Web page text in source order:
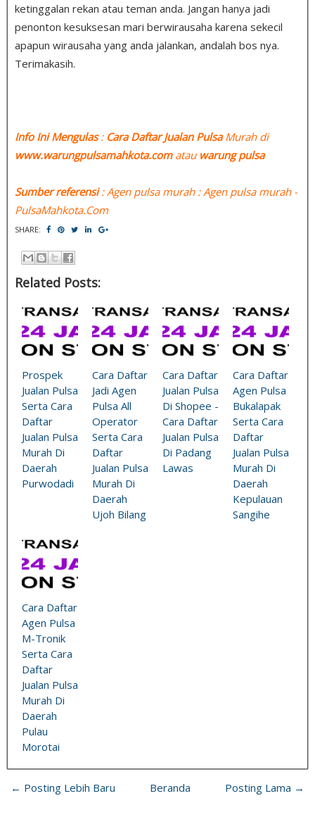
ketinggalan rekan atau teman anda. Jangan hanya jadi
penonton kesuksesan mari berwirausaha karena sekecil
apapun wirausaha yang anda jalankan, andalah bos nya.
Terimakasih.
Info Ini Mengulas: Cara Daftar Jualan PulsaMurah di
www.warungpulsamahkota.comatau warung pulsa
Sumber referensi: Agen pulsa murah : Agen pulsa murah -
PulsaMahkota.Com
SHARE:
Related Posts:
Prospek
Jualan Pulsa
Serta Cara
Daftar
Jualan Pulsa
Murah Di
Daerah
Purwodadi
Cara Daftar
Jadi Agen
Pulsa All
Operator
Serta Cara
Daftar
Jualan Pulsa
Murah Di
Daerah
Ujoh Bilang
Cara Daftar
Jualan Pulsa
Di Shopee -
Cara Daftar
Jualan Pulsa
Di Padang
Lawas
Cara Daftar
Agen Pulsa
Bukalapak
Serta Cara
Daftar
Jualan Pulsa
Murah Di
Daerah
Kepulauan
Sangihe
Cara Daftar
Agen Pulsa
M-Tronik
Serta Cara
Daftar
Jualan Pulsa
Murah Di
Daerah
Pulau
Morotai
← Posting Lebih Baru Posting Lama →
Beranda